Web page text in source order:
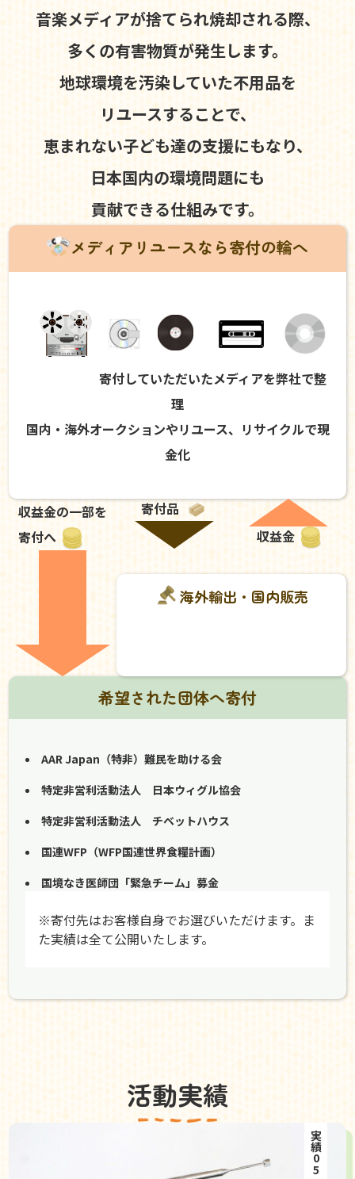
音楽メディアが捨てられ焼却される際、
多くの有害物質が発生します。
地球環境を汚染していた不用品を
リユースすることで、
恵まれない子ども達の支援にもなり、
日本国内の環境問題にも
貢献できる仕組みです。
メディアリユースなら寄付の輪へ
寄付していただいたメディアを弊社で整
理
国内・海外オークションやリユース、リサイクルで現
金化
収益金の一部を
寄付へ
寄付品
収益金
海外輸出・国内販売
希望された団体へ寄付
AAR Japan（特非）難民を助ける会
特定非営利活動法人 日本ウィグル協会
特定非営利活動法人 チベットハウス
国連WFP（WFP国連世界食糧計画）
国境なき医師団「緊急チーム」募金
※寄付先はお客様自身でお選びいただけます。ま
た実績は全て公開いたします。
活動実績
実績05